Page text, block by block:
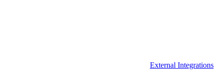
External Integrations